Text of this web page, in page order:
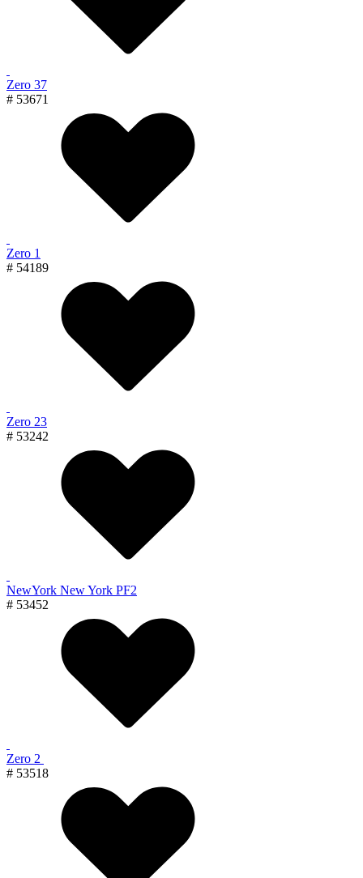
Zero 37
# 53671
Zero 1
# 54189
Zero 23
# 53242
NewYork New York PF2
# 53452
Zero 2
# 53518